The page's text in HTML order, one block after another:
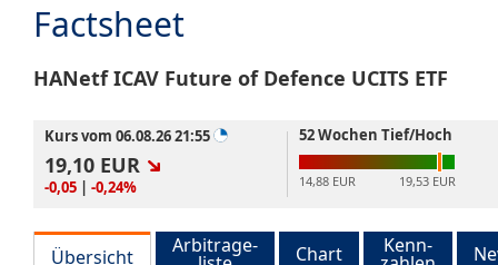
Factsheet
HANetf ICAV Future of Defence UCITS ETF
Kurs vom 06.08.26 21:55
19,10 EUR
-0,05 | -0,24%
52 Wochen Tief/Hoch
14,88 EUR 19,53 EUR
Übersicht Arbitrage- Chart Kenn-